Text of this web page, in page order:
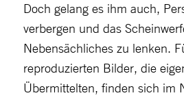
Doch gelang es ihm auch,
verbergen und das
Nebensächliches zu lenken.
reproduzierten Bilder, die
Übermittelten, finden sich im